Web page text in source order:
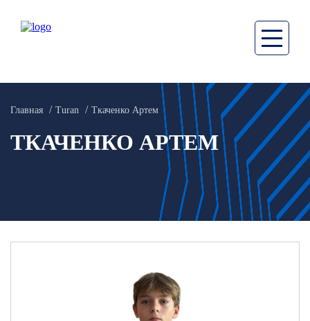
Главная Turan Ткаченко Артем
ТКАЧЕНКО АРТЕМ